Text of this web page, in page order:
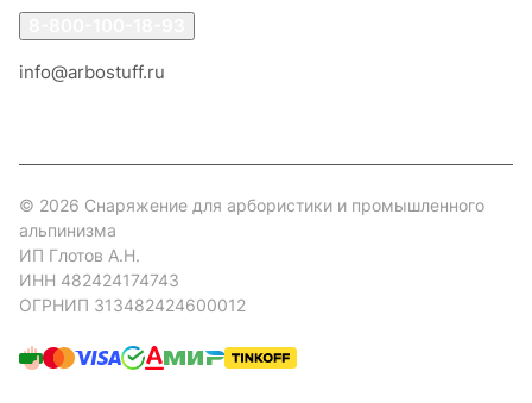
info@arbostuff.ru
© 2026 Снаряжение для арбористики и промышленного
альпинизма
ИП Глотов А.Н.
ИНН 482424174743
ОГРНИП 313482424600012